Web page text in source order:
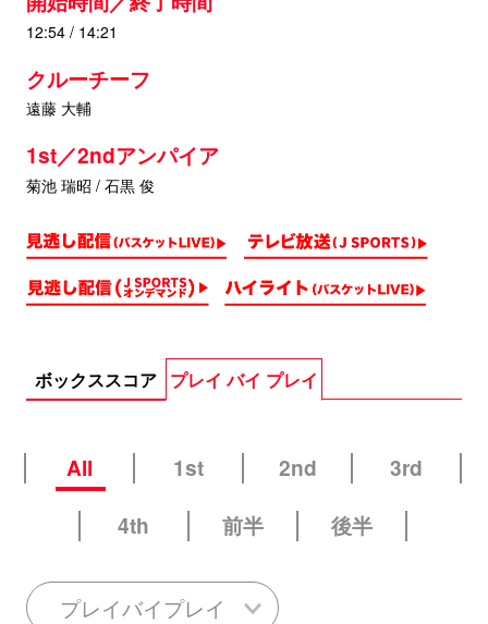
12:54 / 14:21
クルーチーフ
遠藤 大輔
1st／2ndアンパイア
菊池 瑞昭 / 石黒 俊
ボックススコア プレイ バイ プレイ
All 1st 2nd
3rd
4th
前半 後半
プレイバイプレイ